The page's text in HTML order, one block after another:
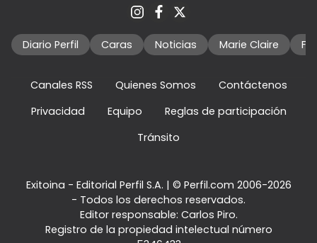
Diario Perfil Caras Noticias Marie Claire
Canales RSS Quienes Somos
Contáctenos
Privacidad
Equipo
Reglas de participación
Tránsito
Exitoina - Editorial Perfil S.A. | © Perfil.com 2006-2026
- Todos los derechos reservados.
Editor responsable: Carlos Piro.
Registro de la propiedad intelectual número